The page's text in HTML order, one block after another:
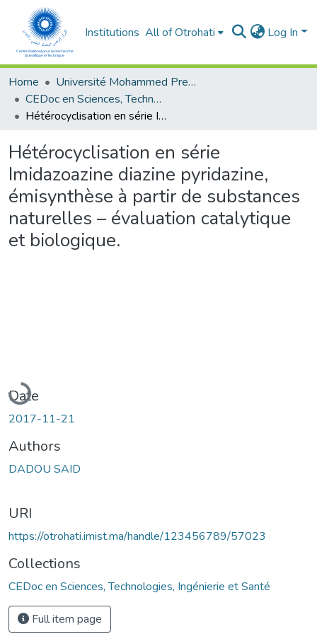
Institutions All of Otrohati Log In
Home
Université Mohammed Premier - Oujda
CEDoc en Sciences, Technologies, Ingénierie et Santé
Hétérocyclisation en série Imidazoazine diazine pyridazine, émisynthèse à partir de substances naturelles – évaluation catalytique et biologique.
Hétérocyclisation en série
Imidazoazine diazine pyridazine,
émisynthèse à partir de substances
naturelles – évaluation catalytique
et biologique.
Loading...
Date
2017-11-21
Authors
DADOU SAID
URI
https://otrohati.imist.ma/handle/123456789/57023
Collections
CEDoc en Sciences, Technologies, Ingénierie et Santé
Full item page